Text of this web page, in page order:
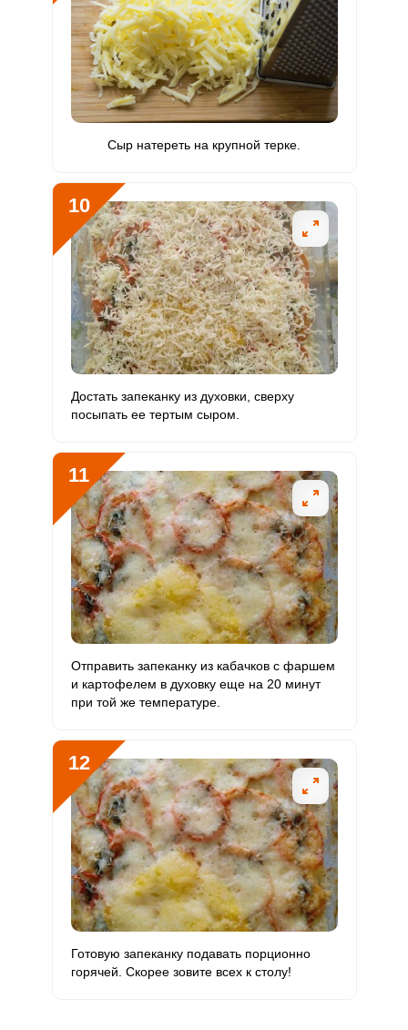
Сыр натереть на крупной терке.
10
Достать запеканку из духовки, сверху
посыпать ее тертым сыром.
11
Отправить запеканку из кабачков с фаршем
и картофелем в духовку еще на 20 минут
при той же температуре.
12
Готовую запеканку подавать порционно
горячей. Скорее зовите всех к столу!